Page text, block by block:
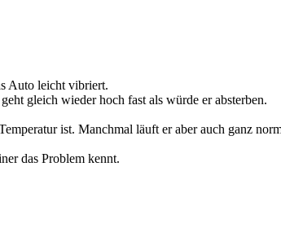
Auto leicht vibriert.
gleich wieder hoch fast als würde er absterben.
ist. Manchmal läuft er aber auch ganz
das Problem kennt.